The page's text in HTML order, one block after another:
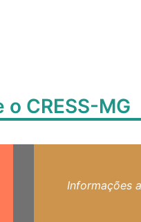
CRESS-MG
Informações